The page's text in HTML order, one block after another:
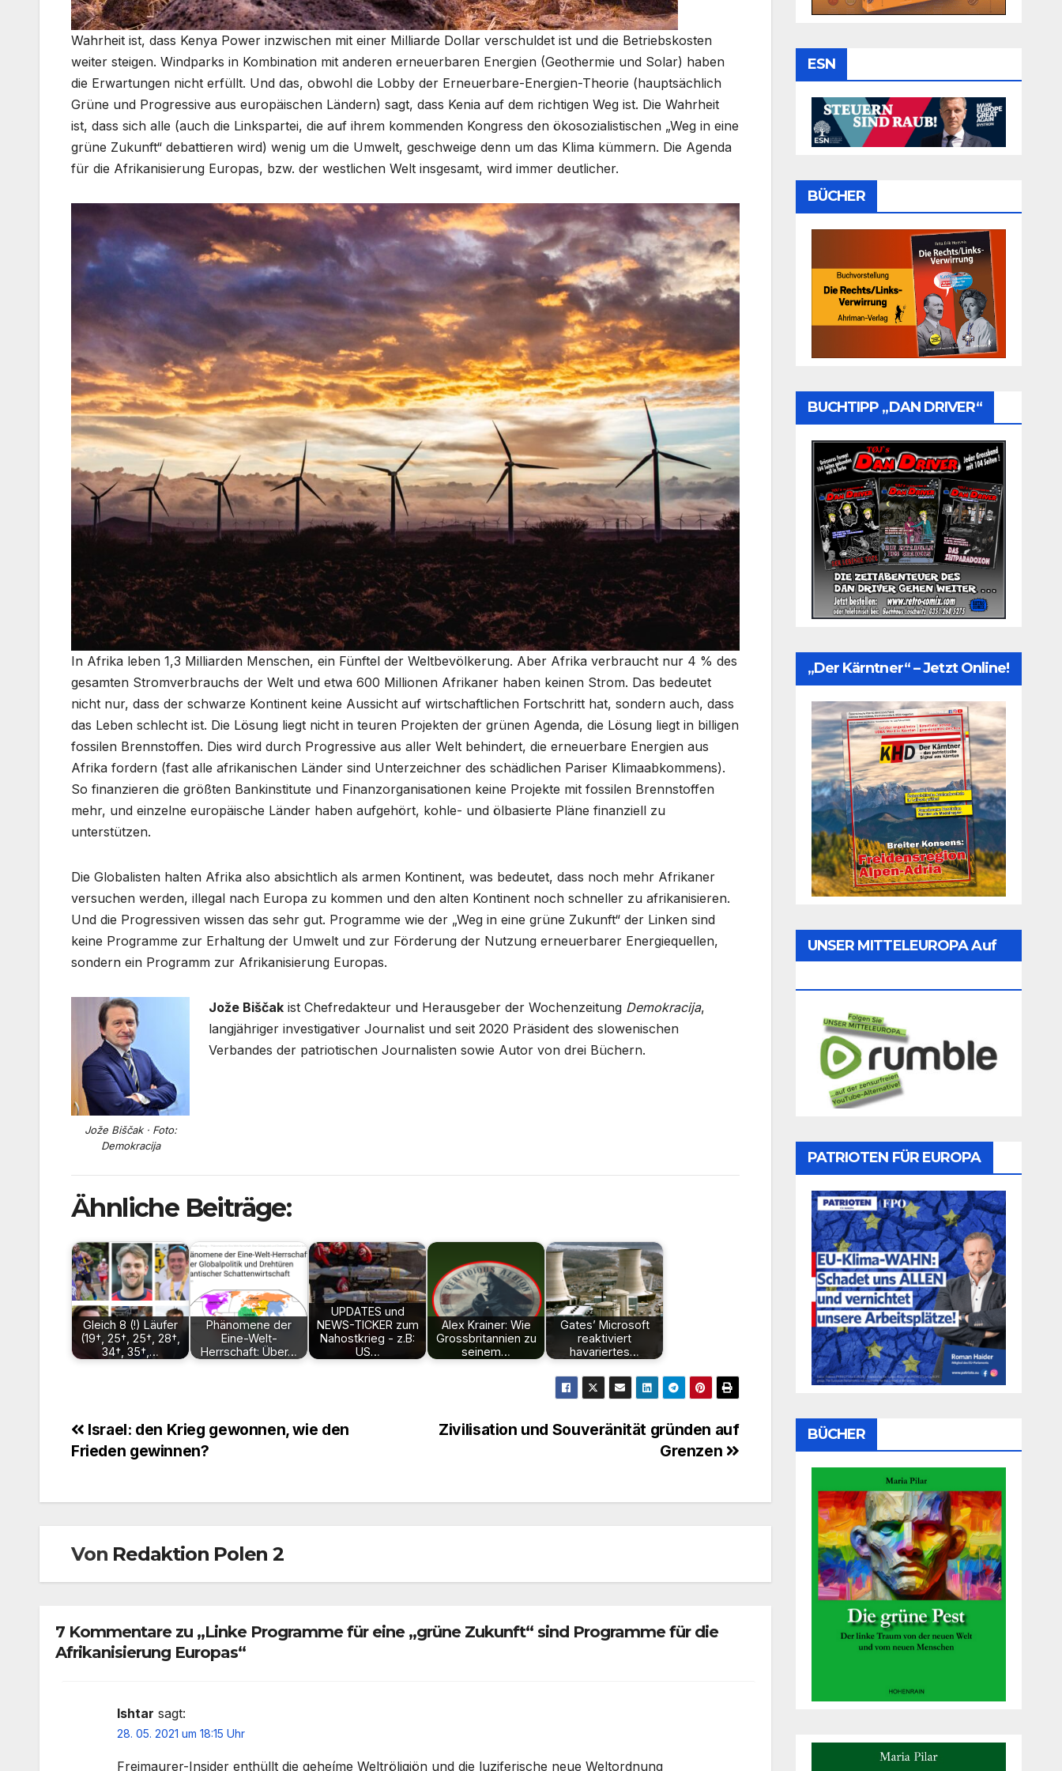
Wahrheit ist, dass Kenya Power inzwischen mit einer Milliarde Dollar verschuldet ist und die Betriebskosten
weiter steigen. Windparks in Kombination mit anderen erneuerbaren Energien (Geothermie und Solar) haben
die Erwartungen nicht erfüllt. Und das, obwohl die Lobby der Erneuerbare-Energien-Theorie (hauptsächlich
Grüne und Progressive aus europäischen Ländern) sagt, dass Kenia auf dem richtigen Weg ist. Die Wahrheit
ist, dass sich alle (auch die Linkspartei, die auf ihrem kommenden Kongress den ökosozialistischen „Weg in eine
grüne Zukunft“ debattieren wird) wenig um die Umwelt, geschweige denn um das Klima kümmern. Die Agenda
für die Afrikanisierung Europas, bzw. der westlichen Welt insgesamt, wird immer deutlicher.
In Afrika leben 1,3 Milliarden Menschen, ein Fünftel der Weltbevölkerung. Aber Afrika verbraucht nur 4 % des
gesamten Stromverbrauchs der Welt und etwa 600 Millionen Afrikaner haben keinen Strom. Das bedeutet
nicht nur, dass der schwarze Kontinent keine Aussicht auf wirtschaftlichen Fortschritt hat, sondern auch, dass
das Leben schlecht ist. Die Lösung liegt nicht in teuren Projekten der grünen Agenda, die Lösung liegt in billigen
fossilen Brennstoffen. Dies wird durch Progressive aus aller Welt behindert, die erneuerbare Energien aus
Afrika fordern (fast alle afrikanischen Länder sind Unterzeichner des schädlichen Pariser Klimaabkommens).
So finanzieren die größten Bankinstitute und Finanzorganisationen keine Projekte mit fossilen Brennstoffen
mehr, und einzelne europäische Länder haben aufgehört, kohle- und ölbasierte Pläne finanziell zu
unterstützen.
Die Globalisten halten Afrika also absichtlich als armen Kontinent, was bedeutet, dass noch mehr Afrikaner
versuchen werden, illegal nach Europa zu kommen und den alten Kontinent noch schneller zu afrikanisieren.
Und die Progressiven wissen das sehr gut. Programme wie der „Weg in eine grüne Zukunft“ der Linken sind
keine Programme zur Erhaltung der Umwelt und zur Förderung der Nutzung erneuerbarer Energiequellen,
sondern ein Programm zur Afrikanisierung Europas.
Jože Biščak · Foto:
Demokracija
Jože Biščak ist Chefredakteur und Herausgeber der Wochenzeitung Demokracija,
langjähriger investigativer Journalist und seit 2020 Präsident des slowenischen
Verbandes der patriotischen Journalisten sowie Autor von drei Büchern.
Ähnliche Beiträge:
Gleich 8 (!) Läufer
(19†, 25†, 25†, 28†,
34†, 35†,…
Phänomene der
Eine-Welt-
Herrschaft: Über…
UPDATES und
NEWS-TICKER zum
Nahostkrieg - z.B:
US…
Alex Krainer: Wie
Grossbritannien zu
seinem…
Gates’ Microsoft
reaktiviert
havariertes…
Beitragsnavigation
Zivilisation und Souveränität gründen auf
Grenzen
Israel: den Krieg gewonnen, wie den
Frieden gewinnen?
Von Redaktion Polen 2
7 Kommentare zu „Linke Programme für eine „grüne Zukunft“ sind Programme für die
Afrikanisierung Europas“
Ishtar sagt:
28. 05. 2021 um 18:15 Uhr
Freimaurer-Insider enthüllt die geheíme Weltröligiön und die luziferische neue Weltordnung
ESN
BÜCHER
BUCHTIPP „DAN DRIVER“
„Der Kärntner“ – Jetzt Online!
UNSER MITTELEUROPA Auf
PATRIOTEN FÜR EUROPA
BÜCHER